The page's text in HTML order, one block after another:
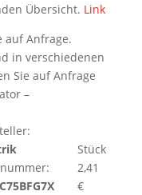
Übersicht. Link
auf Anfrage.
in verschiedenen
Sie auf Anfrage
–
Stück
2,41
€